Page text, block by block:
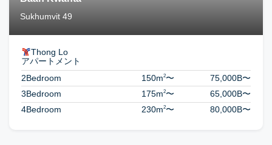
Sukhumvit 49
Thong Lo
アパートメント
2Bedroom
150m2〜 75,000B〜
3Bedroom
175m2〜 65,000B〜
4Bedroom
230m2〜 80,000B〜